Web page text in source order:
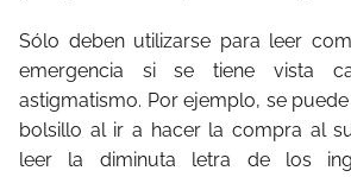
Sólo deben utilizarse para leer
emergencia si se tiene vista
astigmatismo. Por ejemplo, se
bolsillo al ir a hacer la compra al
leer la diminuta letra de los